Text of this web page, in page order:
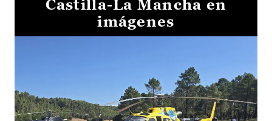
Castilla-La Mancha en
imágenes